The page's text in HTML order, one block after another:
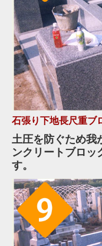
石張り下地長尺重ブ
土圧を防ぐため我
ンクリートブロッ
す。